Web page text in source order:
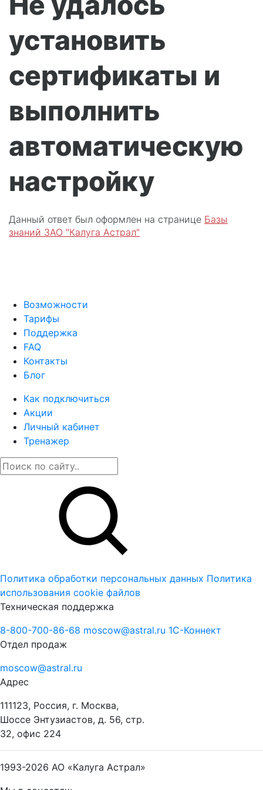
установить
сертификаты и
выполнить
автоматическую
настройку
Данный ответ был оформлен на странице Базы
знаний ЗАО "Калуга Астрал"
Возможности
Тарифы
Поддержка
FAQ
Контакты
Блог
Как подключиться
Акции
Личный кабинет
Тренажер
Политика обработки персональных данных Политика
использования cookie файлов
Техническая поддержка
8-800-700-86-68 moscow@astral.ru 1С-Коннект
Отдел продаж
moscow@astral.ru
Адрес
111123, Россия, г. Москва,
Шоссе Энтузиастов, д. 56, стр.
32, офис 224
1993-2026 АО «Калуга Астрал»